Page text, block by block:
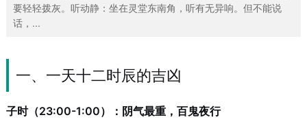
要轻轻拨灰。听动静：坐在灵堂东南角，听有无异响。但不能说
话，...
一、一天十二时辰的吉凶
子时（23:00-1:00）：阴气最重，百鬼夜行